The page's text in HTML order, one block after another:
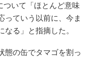
ついて「ほとんど意味
っていう以前に、今ま
る」と指摘した。
態の缶でタマゴを割っ